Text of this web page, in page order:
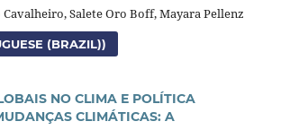
Salete Oro Boff, Mayara Pellenz
(BRAZIL))
NO CLIMA E POLÍTICA
CLIMÁTICAS: A